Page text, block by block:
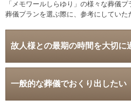
「メモワールしらゆり」の様々な葬儀
葬儀プランを選ぶ際に、参考にしていた
故人様との最期の時間を大切に
一般的な葬儀でおくり出したい